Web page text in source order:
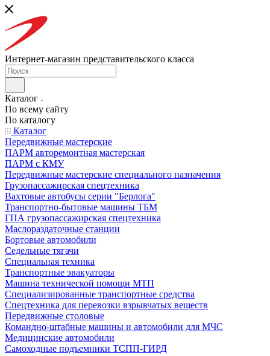
Интернет-магазин представительского класса
Каталог
По всему сайту
По каталогу
Каталог
Передвижные мастерские
ПАРМ авторемонтная мастерская
ПАРМ с КМУ
Передвижные мастерские специального назначения
Грузопассажирская спецтехника
Вахтовые автобусы серии "Берлога"
Транспортно-бытовые машины ТБМ
ГПА грузопассажирская спецтехника
Маслораздаточные станции
Бортовые автомобили
Седельные тягачи
Специальная техника
Транспортные эвакуаторы
Машина технической помощи МТП
Специализированные транспортные средства
Спецтехника для перевозки взрывчатых веществ
Передвижные столовые
Командно-штабные машины и автомобили для МЧС
Медицинские автомобили
Самоходные подъемники ТСПП-ГИРД